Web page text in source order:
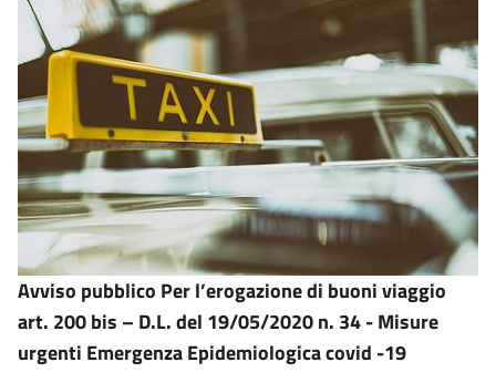
Avviso pubblico Per l’erogazione di buoni viaggio
art. 200 bis – D.L. del 19/05/2020 n. 34 - Misure
urgenti Emergenza Epidemiologica covid -19